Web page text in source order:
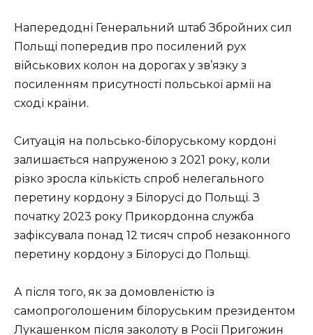
Напередодні Генеральний штаб Збройних сил
Польщі попередив про посилений рух
військових колон на дорогах у зв’язку з
посиленням присутності польської армії на
сході країни.
Ситуація на польсько-білоруському кордоні
залишається напруженою з 2021 року, коли
різко зросла кількість спроб нелегального
перетину кордону з Білорусі до Польщі. З
початку 2023 року Прикордонна служба
зафіксувала понад 12 тисяч спроб незаконного
перетину кордону з Білорусі до Польщі.
А після того, як за домовленістю із
самопроголошеним білоруським президентом
Лукашенком після заколоту в Росії Пригожин